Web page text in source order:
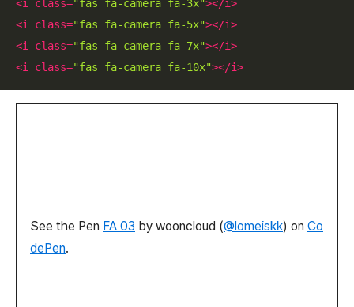
<i class="fas fa-camera fa-3x"></i>
<i class="fas fa-camera fa-5x"></i>
<i class="fas fa-camera fa-7x"></i>
<i class="fas fa-camera fa-10x"></i>
See the Pen FA 03 by wooncloud (@lomeiskk) on Co
dePen.